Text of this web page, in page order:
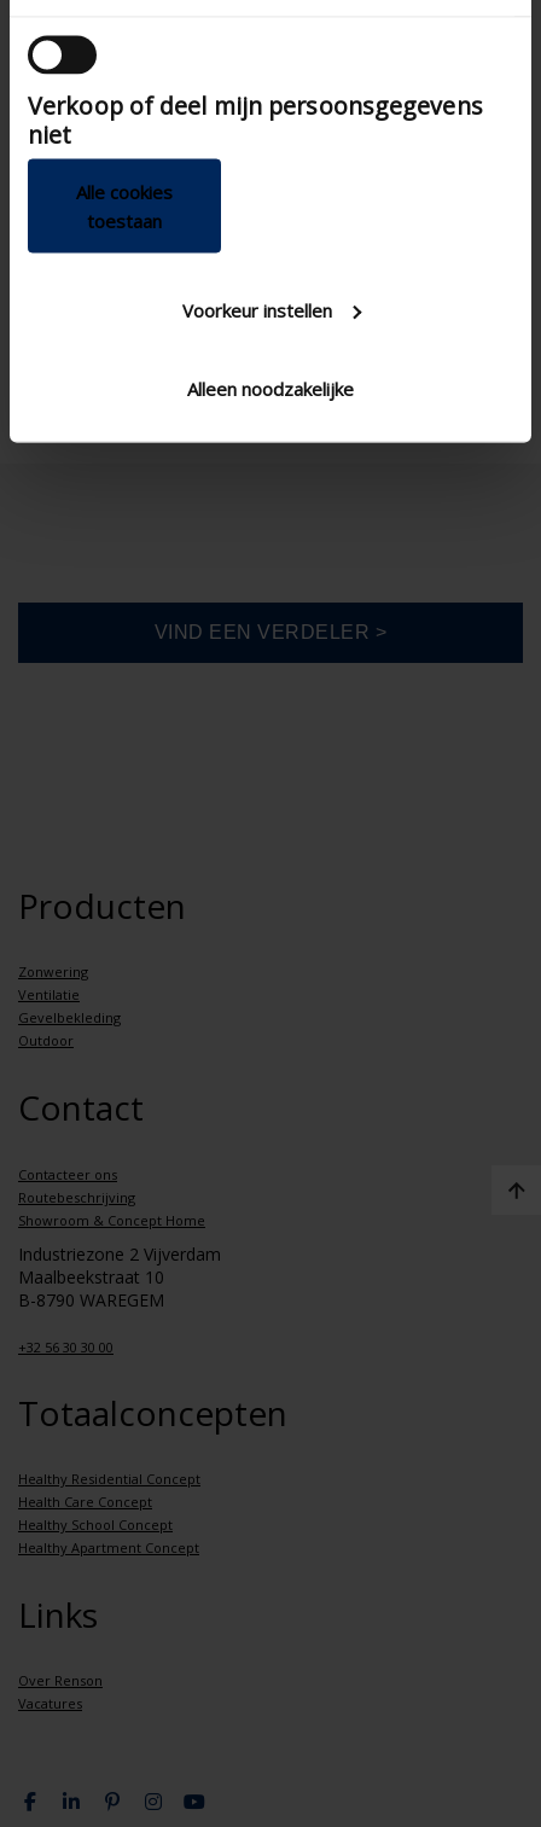
andere informatie die u aan ze heeft verstrekt of
die ze hebben verzameld op basis van uw gebruik
van hun services.
Verkoop of deel mijn persoonsgegevens
niet
Alle cookies
toestaan
Voorkeur instellen
Alleen noodzakelijke
Uitlijning
Materie
Lamelvorm
Aero
Type gebouw
Hoekraam , Standaard
Producten
Zonwering
Ventilatie
Gevelbekleding
Outdoor
Contact
Contacteer ons
Routebeschrijving
Showroom & Concept Home
Industriezone 2 Vijverdam
Maalbeekstraat 10
B-8790 WAREGEM
+32 56 30 30 00
Totaalconcepten
Healthy Residential Concept
Health Care Concept
Healthy School Concept
Healthy Apartment Concept
Links
Over Renson
Vacatures